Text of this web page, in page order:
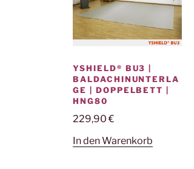
YSHIELD® BU3 |
BALDACHINUNTERLA
GE | DOPPELBETT |
HNG80
229,90€
In den Warenkorb